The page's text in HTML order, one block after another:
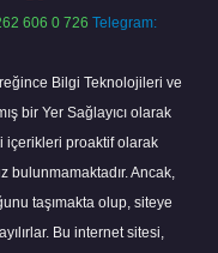
606 0 726 Telegram:
Bilgi Teknolojileri ve
bir Yer Sağlayıcı olarak
içerikleri proaktif olarak
bulunmamaktadır. Ancak,
taşımakta olup, siteye
Bu internet sitesi,